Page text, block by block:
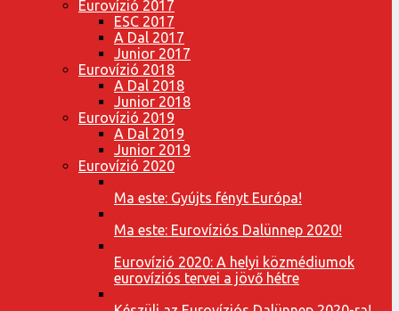
Eurovízió 2017
ESC 2017
A Dal 2017
Junior 2017
Eurovízió 2018
A Dal 2018
Junior 2018
Eurovízió 2019
A Dal 2019
Junior 2019
Eurovízió 2020
Ma este: Gyújts fényt Európa!
Ma este: Eurovíziós Dalünnep 2020!
Eurovízió 2020: A helyi közmédiumok
eurovíziós tervei a jövő hétre